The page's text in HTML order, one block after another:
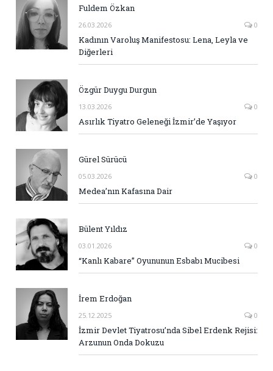
Fuldem Özkan
26.03.2026 0
Kadının Varoluş Manifestosu: Lena, Leyla ve
Diğerleri
Özgür Duygu Durgun
13.03.2026 0
Asırlık Tiyatro Geleneği İzmir’de Yaşıyor
Gürel Sürücü
05.03.2026 0
Medea’nın Kafasına Dair
Bülent Yıldız
03.01.2026 0
“Kanlı Kabare” Oyununun Esbabı Mucibesi
İrem Erdoğan
25.12.2025 0
İzmir Devlet Tiyatrosu’nda Sibel Erdenk Rejisi:
Arzunun Onda Dokuzu